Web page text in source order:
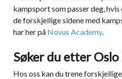
kampsport som passer deg,
de forskjellige sidene med
har her på Novus Academy.
Søker du etter
Hos oss kan du trene